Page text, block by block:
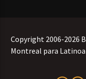
Copyright 2006-2026
Montreal para